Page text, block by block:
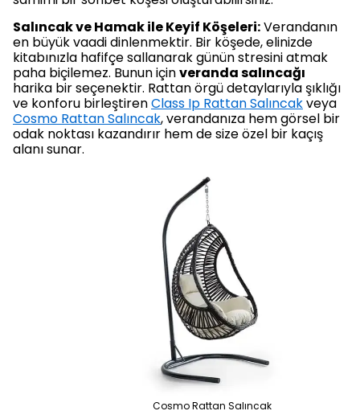
Salıncak ve Hamak ile Keyif Köşeleri:Verandanın
en büyük vaadi dinlenmektir. Bir köşede, elinizde
kitabınızla hafifçe sallanarak günün stresini atmak
paha biçilemez. Bunun içinveranda salıncağı
harika bir seçenektir. Rattan örgü detaylarıyla şıklığı
ve konforu birleştirenClass Ip Rattan Salıncakveya
Cosmo Rattan Salıncak, verandanıza hem görsel bir
odak noktası kazandırır hem de size özel bir kaçış
alanı sunar.
Cosmo Rattan Salıncak